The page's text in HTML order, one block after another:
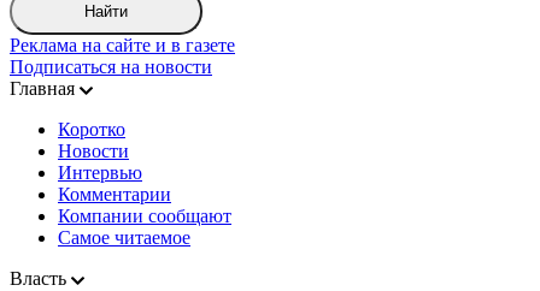
Найти
Реклама на сайте и в газете
Подписаться на новости
Главная
Коротко
Новости
Интервью
Комментарии
Компании сообщают
Самое читаемое
Власть